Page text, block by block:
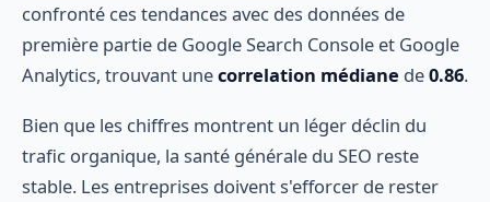
confronté ces tendances avec des données de
première partie de Google Search Console et Google
Analytics, trouvant unecorrelation médiane de0.86.
Bien que les chiffres montrent un léger déclin du
trafic organique, la santé générale du SEO reste
stable. Les entreprises doivent s'efforcer de rester